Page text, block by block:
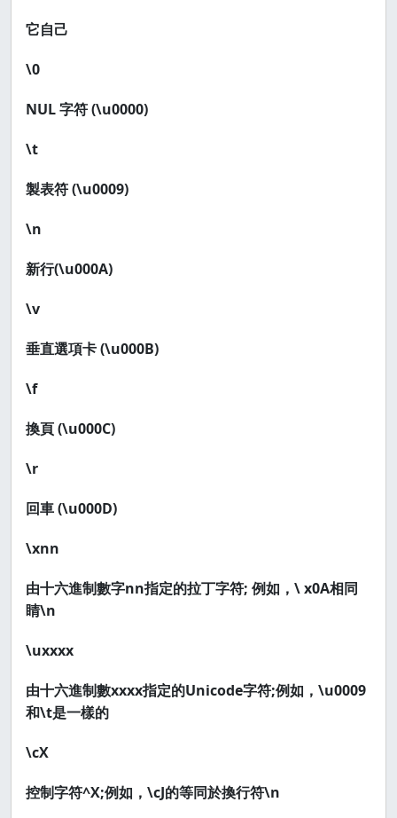
它自己
\0
NUL 字符 (\u0000)
\t
製表符 (\u0009)
\n
新行(\u000A)
\v
垂直選項卡 (\u000B)
\f
換頁 (\u000C)
\r
回車 (\u000D)
\xnn
由十六進制數字nn指定的拉丁字符; 例如，\ x0A相同
睛\n
\uxxxx
由十六進制數xxxx指定的Unicode字符;例如，\u0009
和\t是一樣的
\cX
控制字符^X;例如，\cJ的等同於換行符\n